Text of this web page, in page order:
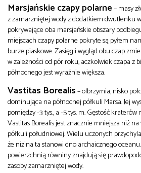
Marsjańskie czapy polarne– masy
z zamarzniętej wody z dodatkiem dwutlenku
pokrywające oba marsjańskie obszary
miejscach czapy polarne pokryte są pyłem
burze piaskowe. Zasięg i wygląd obu czap
w zależności od pór roku, aczkolwiek czapa z
północnego jest wyraźnie większa.
Vastitas Borealis– olbrzymia, nisko
dominująca na północnej półkuli Marsa. Jej
pomiędzy -3 tys., a -5 tys. m. Gęstość
Vastitas Borealis jest znacznie mniejsza niż
półkuli południowej. Wielu uczonych
że nizina ta stanowi dno archaicznego
powierzchnią równiny znajdują się
zasoby zamarzniętej wody.